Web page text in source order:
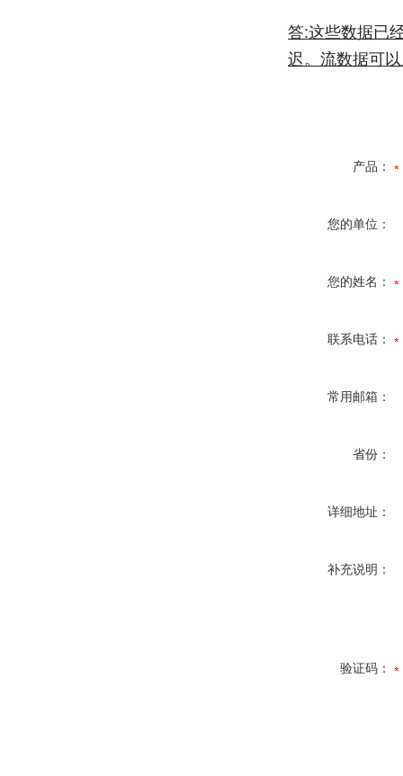
答:这些数据已
迟。流数据可
产品：
您的单位：
您的姓名：
联系电话：
常用邮箱：
省份：
详细地址：
补充说明：
验证码：